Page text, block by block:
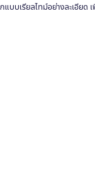
บบเรียลไทม์อย่างละเอียด